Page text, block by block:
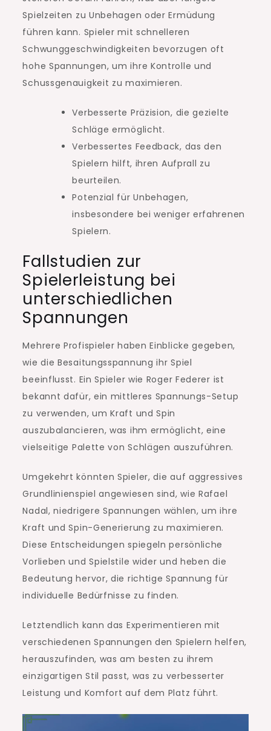
Spielzeiten zu Unbehagen oder Ermüdung
führen kann. Spieler mit schnelleren
Schwunggeschwindigkeiten bevorzugen oft
hohe Spannungen, um ihre Kontrolle und
Schussgenauigkeit zu maximieren.
Verbesserte Präzision, die gezielte
Schläge ermöglicht.
Verbessertes Feedback, das den
Spielern hilft, ihren Aufprall zu
beurteilen.
Potenzial für Unbehagen,
insbesondere bei weniger erfahrenen
Spielern.
Fallstudien zur
Spielerleistung bei
unterschiedlichen
Spannungen
Mehrere Profispieler haben Einblicke gegeben,
wie die Besaitungsspannung ihr Spiel
beeinflusst. Ein Spieler wie Roger Federer ist
bekannt dafür, ein mittleres Spannungs-Setup
zu verwenden, um Kraft und Spin
auszubalancieren, was ihm ermöglicht, eine
vielseitige Palette von Schlägen auszuführen.
Umgekehrt könnten Spieler, die auf aggressives
Grundlinienspiel angewiesen sind, wie Rafael
Nadal, niedrigere Spannungen wählen, um ihre
Kraft und Spin-Generierung zu maximieren.
Diese Entscheidungen spiegeln persönliche
Vorlieben und Spielstile wider und heben die
Bedeutung hervor, die richtige Spannung für
individuelle Bedürfnisse zu finden.
Letztendlich kann das Experimentieren mit
verschiedenen Spannungen den Spielern helfen,
herauszufinden, was am besten zu ihrem
einzigartigen Stil passt, was zu verbesserter
Leistung und Komfort auf dem Platz führt.